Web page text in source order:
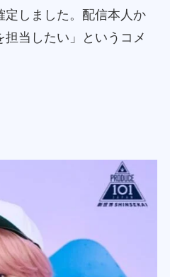
定しました。配信本人か
担当したい」というコメ